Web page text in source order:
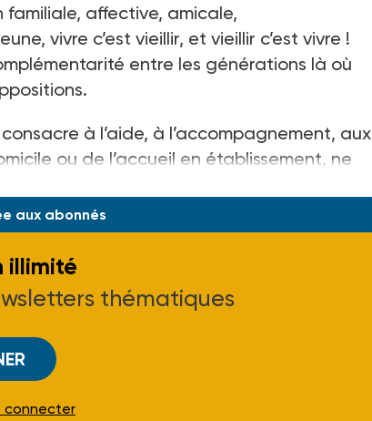
affective, amicale,
vivre c’est vieillir, et vieillir c’est vivre !
entre les générations là où
à l’aide, à l’accompagnement, aux
ou de l’accueil en établissement, ne
aux abonnés
illimité
thématiques
connecter